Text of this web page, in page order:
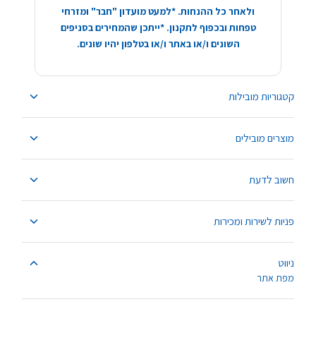
קטגוריות מובילות
מוצרים מובילים
חשוב לדעת
פניות לשירות ומכירות
ניווט
מפת אתר
ולאחר כל ההנחות. *למעט מועדון "חבר" ומזרחי
טפחות ובכפוף לתקנון. *ייתכן שהמחירים בסניפים
השונים ו/או באתר ו/או בטלפון יהיו שונים.